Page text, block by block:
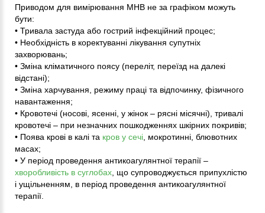
Приводом для вимірювання МНВ не за графіком можуть
бути:
• Тривала застуда або гострий інфекційний процес;
• Необхідність в коректуванні лікування супутніх
захворювань;
• Зміна кліматичного поясу (переліт, переїзд на далекі
відстані);
• Зміна харчування, режиму праці та відпочинку, фізичного
навантаження;
• Кровотечі (носові, ясенні, у жінок – рясні місячні), тривалі
кровотечі – при незначних пошкодженнях шкірних покривів;
• Поява крові в калі та кров у сечі , мокротинні, блювотних
масах;
• У період проведення антикоагулянтної терапії –
хворобливість в суглобах , що супроводжується припухлістю
і ущільненням, в період проведення антикоагулянтної
терапії.